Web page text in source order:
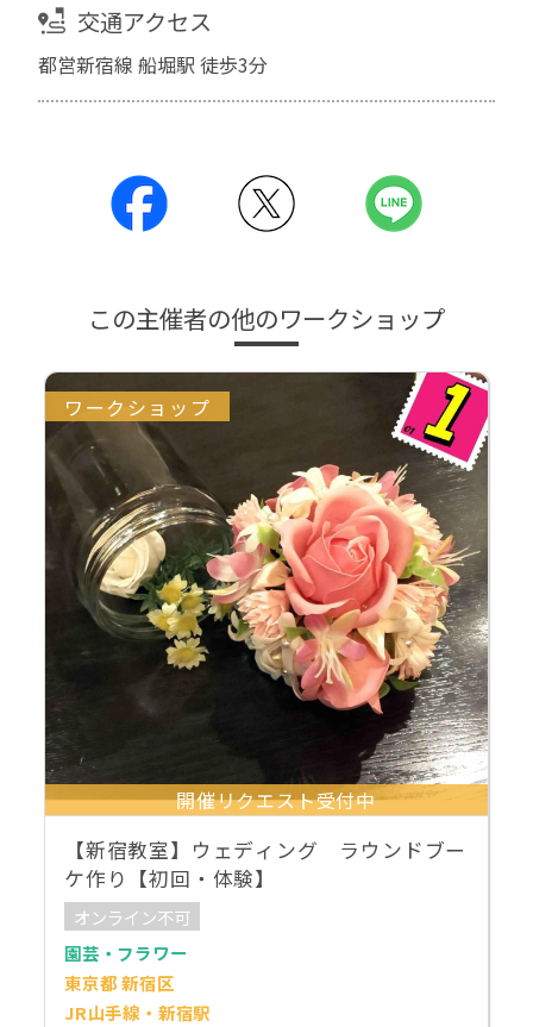
交通アクセス
都営新宿線 船堀駅 徒歩3分
この主催者の他のワークショップ
ワークショップ
開催リクエスト受付中
【新宿教室】ウェディング ラウンドブー
ケ作り【初回・体験】
オンライン不可
園芸・フラワー
東京都 新宿区
JR山手線・新宿駅